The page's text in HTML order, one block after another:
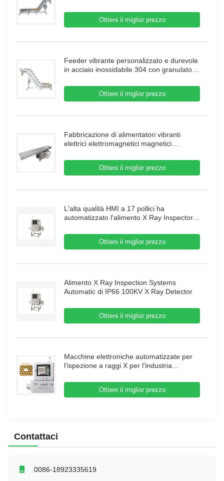
carne e alimenti surgelati
Ottieni il miglior prezzo
Feeder vibrante personalizzato e durevole
in acciaio inossidabile 304 con granulato di
Ottieni il miglior prezzo
Fabbricazione di alimentatori vibranti
elettrici elettromagnetici magnetici
alimentatori reciproci
Ottieni il miglior prezzo
L'alta qualità HMI a 17 pollici ha
automatizzato l'alimento X Ray Inspector
Ottieni il miglior prezzo
Alimento X Ray Inspection Systems
Automatic di IP66 100KV X Ray Detector
Ottieni il miglior prezzo
Macchine elettroniche automatizzate per
l'ispezione a raggi X per l'industria
Ottieni il miglior prezzo
Contattaci
0086-18923335619